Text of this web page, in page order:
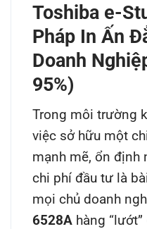
Toshiba e-
Pháp In Ấn
Doanh
95%)
Trong môi trường
việc sở hữu một
mạnh mẽ, ổn
chi phí đầu tư là
mọi chủ doanh
6528A hàng